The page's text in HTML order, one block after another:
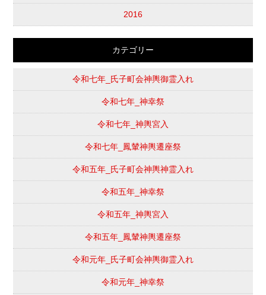
2016
カテゴリー
令和七年_氏子町会神輿御霊入れ
令和七年_神幸祭
令和七年_神輿宮入
令和七年_鳳輦神輿遷座祭
令和五年_氏子町会神輿神霊入れ
令和五年_神幸祭
令和五年_神輿宮入
令和五年_鳳輦神輿遷座祭
令和元年_氏子町会神輿御霊入れ
令和元年_神幸祭